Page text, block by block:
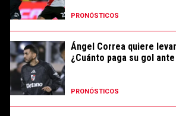
PRONÓSTICOS
Ángel Correa quiere
¿Cuánto paga su gol
PRONÓSTICOS